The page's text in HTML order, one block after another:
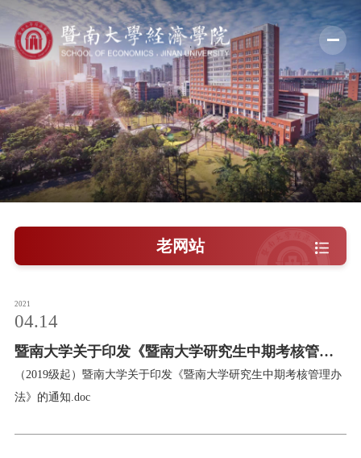
学院概况
新闻中心
师资队伍
科学研究
教学培养
学院党建
校友服务
老网站
2021
04.14
暨南大学关于印发《暨南大学研究生中期考核管理
办法》的通知
（2019级起）暨南大学关于印发《暨南大学研究生中期考核管理办
法》的通知.doc